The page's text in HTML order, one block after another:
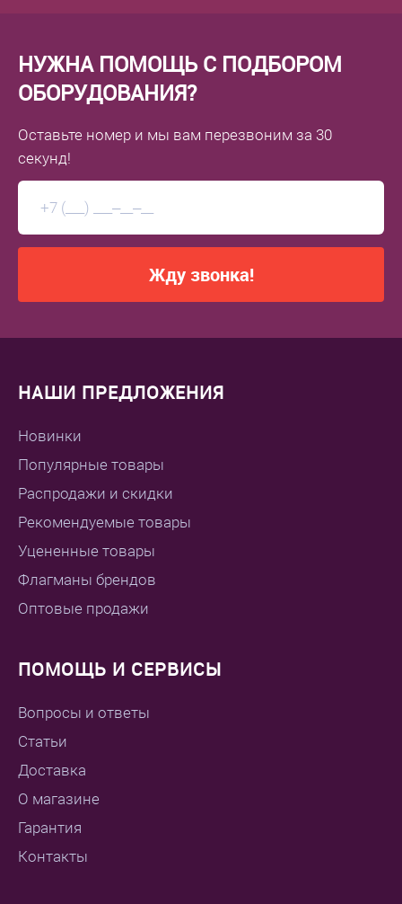
НУЖНА ПОМОЩЬ С ПОДБОРОМ
ОБОРУДОВАНИЯ?
Оставьте номер и мы вам перезвоним за 30
секунд!
Жду звонка!
НАШИ ПРЕДЛОЖЕНИЯ
Новинки
Популярные товары
Распродажи и скидки
Рекомендуемые товары
Уцененные товары
Флагманы брендов
Оптовые продажи
ПОМОЩЬ И СЕРВИСЫ
Вопросы и ответы
Статьи
Доставка
О магазине
Гарантия
Контакты